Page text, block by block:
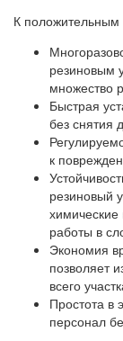
К положительным
резиновым
множество
Быстрая
без снятия
к
резиновый
работы в
Экономия
позволяет
всего
Простота в
персонал